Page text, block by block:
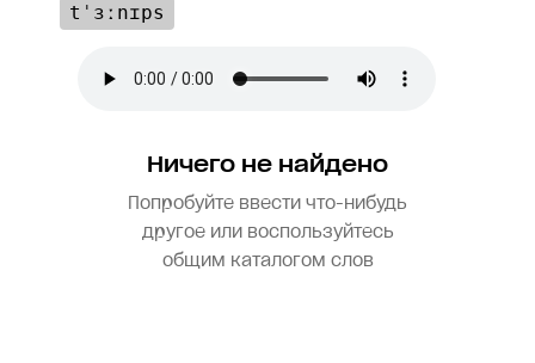
tˈɜːnɪps
Ничего не найдено
Попробуйте ввести что-нибудь
другое или воспользуйтесь
общим каталогом слов